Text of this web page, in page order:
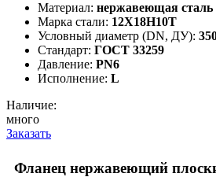
Материал: нержавеющая сталь
Марка стали: 12Х18Н10Т
Условный диаметр (DN, ДУ):
Стандарт: ГОСТ 33259
Давление: PN6
Исполнение: L
Наличие:
много
Заказать
Фланец нержавеющий